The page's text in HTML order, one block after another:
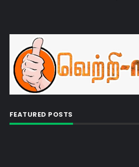
FEATURED POSTS